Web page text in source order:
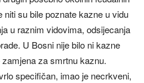
su bile poznate kazne u vidu
u raznim vidovima, odsijecanja
U Bosni nije bilo ni kazne
za smrtnu kaznu.
specifičan, imao je necrkveni,